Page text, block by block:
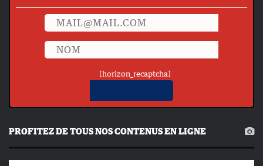
[horizon_recaptcha]
PROFITEZ DE TOUS NOS CONTENUS EN LIGNE